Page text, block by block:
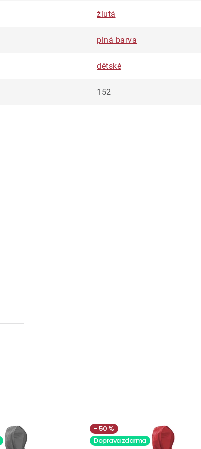
žlutá
plná barva
dětské
152
50 %
Doprava zdarma